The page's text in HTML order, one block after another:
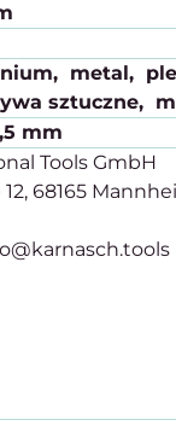
metal
sztuczne
mm
Tools GmbH
68165